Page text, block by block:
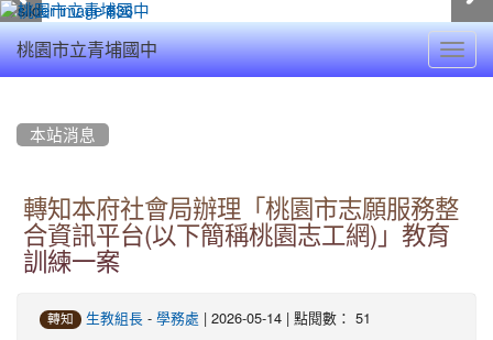
桃園市立青埔國中
本站消息
轉知本府社會局辦理「桃園市志願服務整
合資訊平台(以下簡稱桃園志工網)」教育
訓練一案
轉知 生教組長 - 學務處 | 2026-05-14 | 點閱數： 51